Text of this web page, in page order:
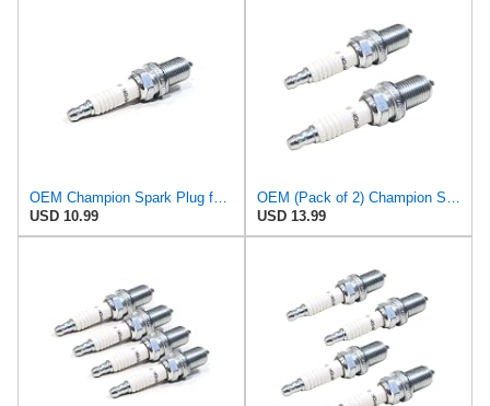
OEM Champion Spark Plug for Denso K16PRU, K16PR-U11, K16PRU11 Small Engine Motor
USD 10.99
USD 13.99